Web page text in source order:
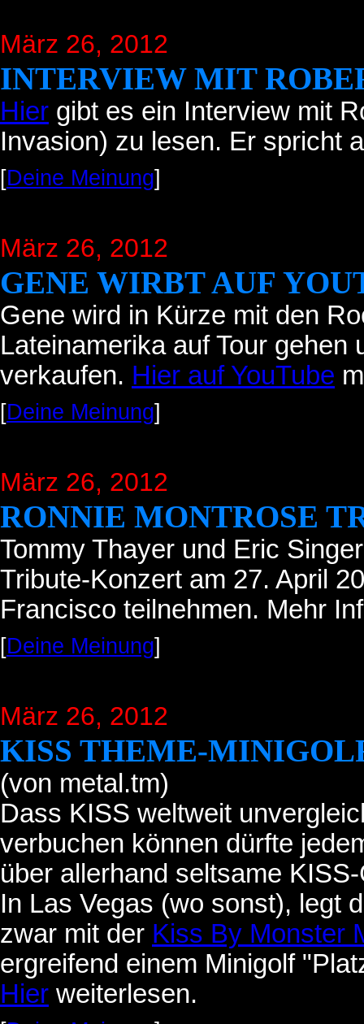
März 26, 2012
INTERVIEW MIT
Hier gibt es ein Interview mit
Invasion) zu lesen. Er spricht
[Deine Meinung]
März 26, 2012
GENE WIRBT AUF
Gene wird in Kürze mit den
Lateinamerika auf Tour
verkaufen. Hier auf YouTube
[Deine Meinung]
März 26, 2012
RONNIE MONTROSE
Tommy Thayer und Eric
Tribute-Konzert am 27. April
Francisco teilnehmen. Mehr
[Deine Meinung]
März 26, 2012
KISS THEME-
(von metal.tm)
Dass KISS weltweit
verbuchen können dürfte
über allerhand seltsame
In Las Vegas (wo sonst), legt
zwar mit der Kiss By Monster
ergreifend einem Minigolf
Hier weiterlesen.